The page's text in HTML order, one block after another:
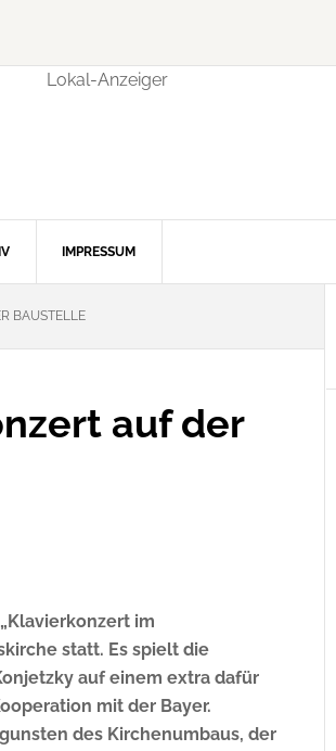
IMPRESSUM
BAUSTELLE
auf der
im
statt. Es spielt die
auf einem extra dafür
mit der Bayer.
des Kirchenumbaus, der